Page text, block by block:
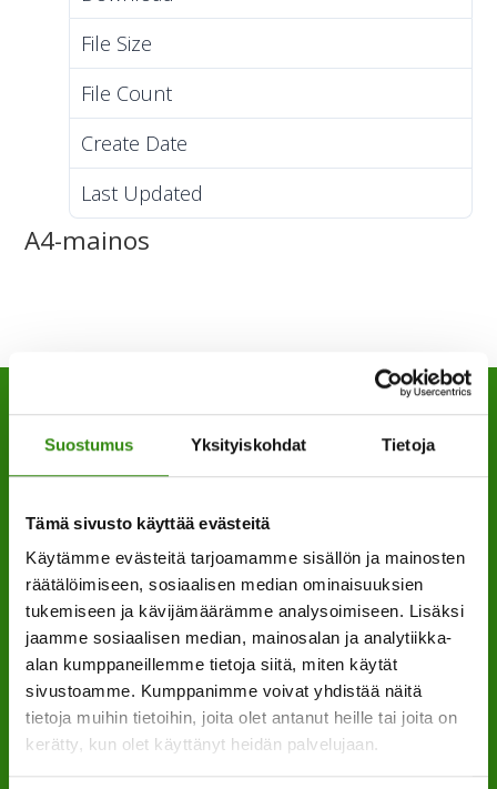
Suostumus Yksityiskohdat Tietoja
Tämä sivusto käyttää evästeitä
Käytämme evästeitä tarjoamamme sisällön ja mainosten
räätälöimiseen, sosiaalisen median ominaisuuksien
tukemiseen ja kävijämäärämme analysoimiseen. Lisäksi
jaamme sosiaalisen median, mainosalan ja analytiikka-
alan kumppaneillemme tietoja siitä, miten käytät
sivustoamme. Kumppanimme voivat yhdistää näitä
tietoja muihin tietoihin, joita olet antanut heille tai joita on
kerätty, kun olet käyttänyt heidän palvelujaan.
File Size
File Count
Create Date
Last Updated
A4-mainos
Maaseudun tukihenkilöverkko
Eerikinkatu 27, 6. krs
00180 Helsinki
puh.0400 789 481
mia.kalpa@tukihenkilo.fi
Tukihenkilöiden tupa